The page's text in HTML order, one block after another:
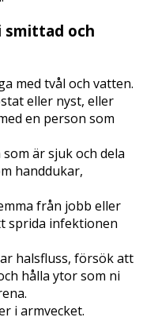
smittad och
med tvål och vatten.
eller nyst, eller
en person som
är sjuk och dela
handdukar,
från jobb eller
sprida infektionen
halsfluss, försök att
hålla ytor som ni
i armvecket.